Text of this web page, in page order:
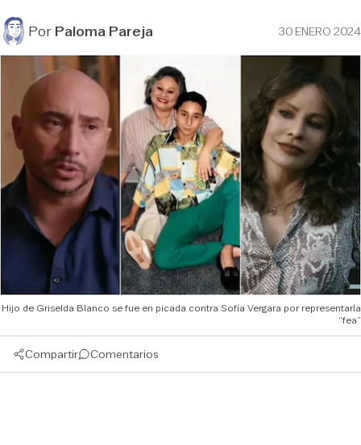
PorPaloma Pareja 30 ENERO 2024
Hijo de Griselda Blanco se fue en picada contra Sofía Vergara por representarla
“fea”
Compartir Comentarios